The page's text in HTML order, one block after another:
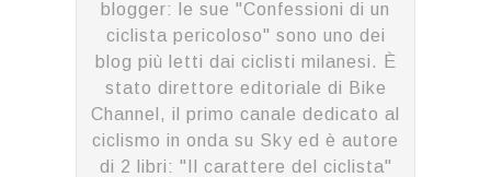
blogger: le sue "Confessioni di un
ciclista pericoloso" sono uno dei
blog più letti dai ciclisti milanesi. È
stato direttore editoriale di Bike
Channel, il primo canale dedicato al
ciclismo in onda su Sky ed è autore
di 2 libri: "Il carattere del ciclista"